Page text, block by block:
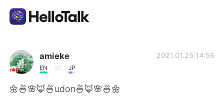
Aplicativo de troca de idioma
AI Grammar Checker
amieke
EN JP
2021.01.25 14:56
🌼🍜🌸🦊🍜udon🍜🦊🌸🍜🌼